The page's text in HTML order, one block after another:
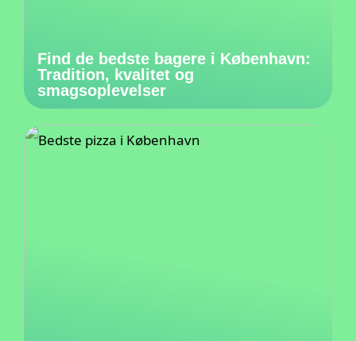
Find de bedste bagere i København:
Tradition, kvalitet og
smagsoplevelser